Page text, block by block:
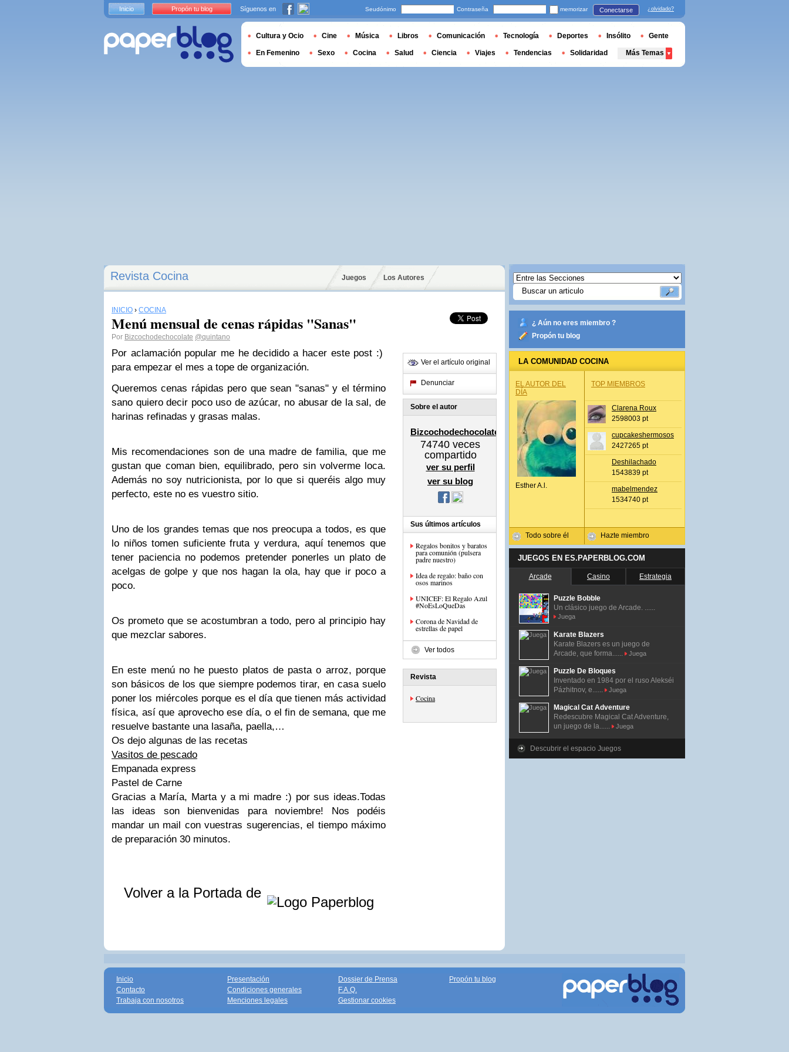
Revista Cocina Juegos Los Autores
INICIO › COCINA
Menú mensual de cenas rápidas "Sanas"
Por Bizcochodechocolate @quintano
Por aclamación popular me he decidido a hacer este post :)
para empezar el mes a tope de organización.
Queremos cenas rápidas pero que sean "sanas" y el término
sano quiero decir poco uso de azúcar, no abusar de la sal, de
harinas refinadas y grasas malas.
Mis recomendaciones son de una madre de familia, que me
gustan que coman bien, equilibrado, pero sin volverme loca.
Además no soy nutricionista, por lo que si queréis algo muy
perfecto, este no es vuestro sitio.
Uno de los grandes temas que nos preocupa a todos, es que
lo niños tomen suficiente fruta y verdura, aquí tenemos que
tener paciencia no podemos pretender ponerles un plato de
acelgas de golpe y que nos hagan la ola, hay que ir poco a
poco.
Os prometo que se acostumbran a todo, pero al principio hay
que mezclar sabores.
En este menú no he puesto platos de pasta o arroz, porque
son básicos de los que siempre podemos tirar, en casa suelo
poner los miércoles porque es el día que tienen más actividad
física, así que aprovecho ese día, o el fin de semana, que me
resuelve bastante una lasaña, paella,…
Os dejo algunas de las recetas
Vasitos de pescado
Empanada express
Pastel de Carne
Gracias a María, Marta y a mi madre :) por sus ideas.Todas
las ideas son bienvenidas para noviembre! Nos podéis
mandar un mail con vuestras sugerencias, el tiempo máximo
de preparación 30 minutos.
Volver a la Portada de
Ver el artículo original
Denunciar
Sobre el autor
Bizcochodechocolate
74740 veces
compartido
ver su perfil
ver su blog
Sus últimos artículos
Regalos bonitos y baratos
para comunión (pulsera
padre nuestro)
Idea de regalo: baño con
osos marinos
UNICEF: El Regalo Azul
#NoEsLoQueDas
Corona de Navidad de
estrellas de papel
Ver todos
Revista
Cocina
¿ Aún no eres miembro ?
Propón tu blog
LA COMUNIDAD COCINA
EL AUTOR DEL
DÍA
Esther A.l.
Todo sobre él
TOP MIEMBROS
Clarena Roux
2598003 pt
cupcakeshermosos
2427265 pt
Deshilachado
1543839 pt
mabelmendez
1534740 pt
Hazte miembro
JUEGOS EN ES.PAPERBLOG.COM
Arcade Casino Estrategia
Puzzle Bobble
Un clásico juego de Arcade. ......
Juega
Karate Blazers
Karate Blazers es un juego de
Arcade, que forma......
Juega
Puzzle De Bloques
Inventado en 1984 por el ruso Alekséi
Pázhitnov, e......
Juega
Magical Cat Adventure
Redescubre Magical Cat Adventure,
un juego de la......
Juega
Descubrir el espacio Juegos
Inicio Propón tu blog Síguenos en Seudónimo Contraseña memorizar Conectarse ¿olvidado?
Cultura y Ocio Cine Música Libros Comunicación Tecnología Deportes Insólito Gente
En Femenino Sexo Cocina Salud Ciencia Viajes Tendencias Solidaridad Más Temas
Inicio
Contacto
Trabaja con nosotros
Presentación
Condiciones generales
Menciones legales
Dossier de Prensa
F.A.Q.
Gestionar cookies
Propón tu blog